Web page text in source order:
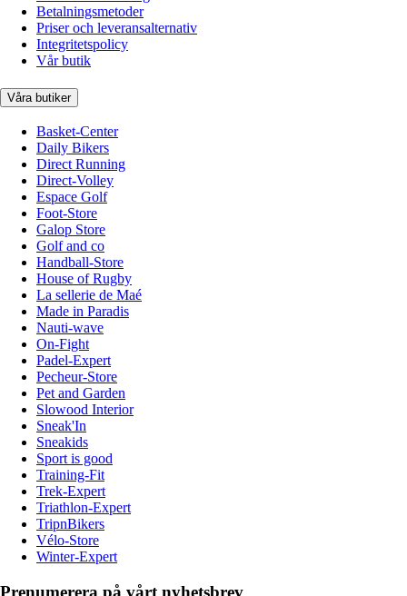
Betalningsmetoder
Priser och leveransalternativ
Integritetspolicy
Vår butik
Våra butiker
Basket-Center
Daily Bikers
Direct Running
Direct-Volley
Espace Golf
Foot-Store
Galop Store
Golf and co
Handball-Store
House of Rugby
La sellerie de Maé
Made in Paradis
Nauti-wave
On-Fight
Padel-Expert
Pecheur-Store
Pet and Garden
Slowood Interior
Sneak'In
Sneakids
Sport is good
Training-Fit
Trek-Expert
Triathlon-Expert
TripnBikers
Vélo-Store
Winter-Expert
Prenumerera på vårt nyhetsbrev